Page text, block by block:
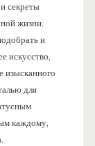
секреты
жизни.
и
искусство,
изысканного
для
каждому,